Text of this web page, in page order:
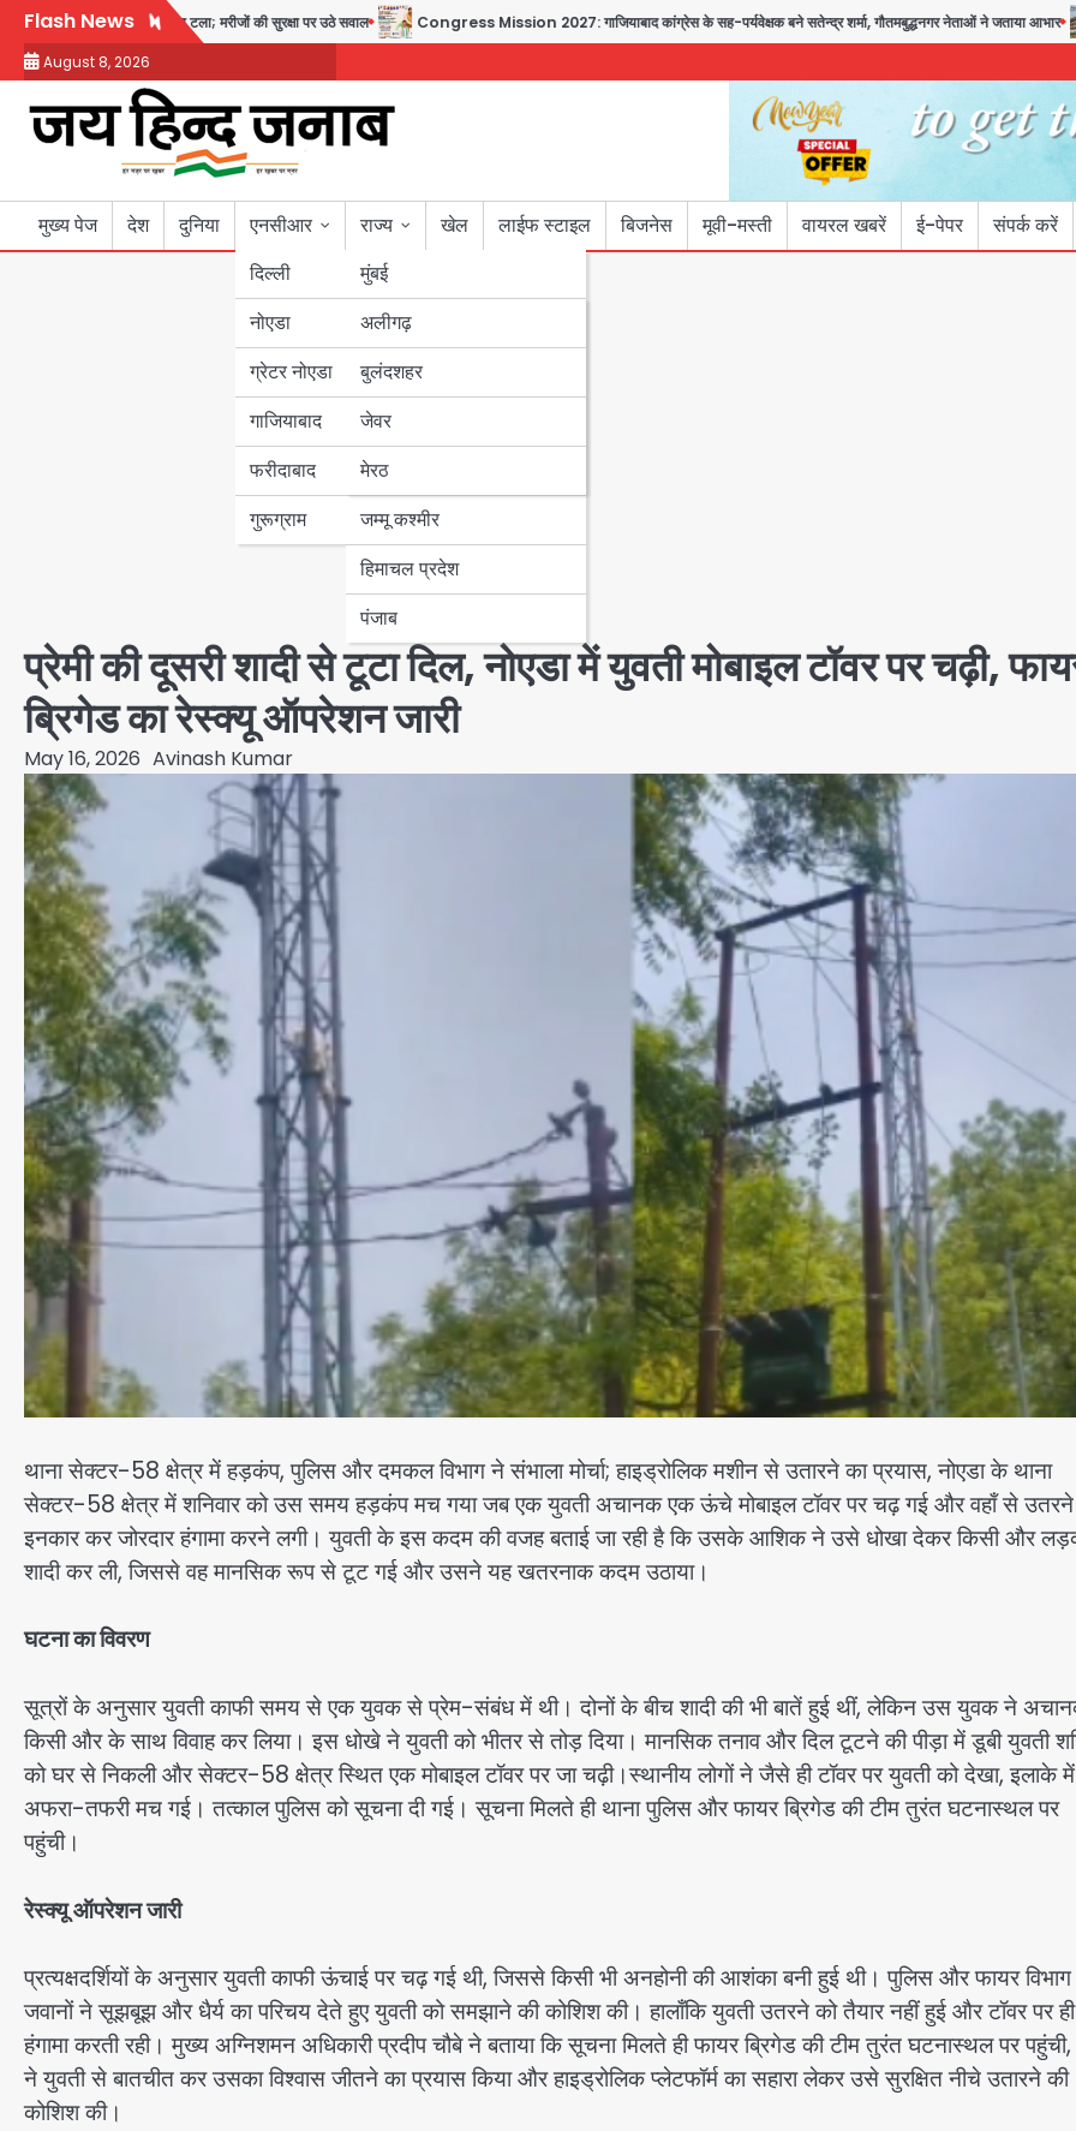
Skip
content
Flash News
में बड़ा हादसा टला; मरीजों की सुरक्षा पर उठे सवाल Congress Mission 2027: गाजियाबाद कांग्रेस के सह-पर्यवेक्षक बने सतेन्द्र शर्मा, गौतमबुद्धनगर नेताओं ने जताया आभार
August 8, 2026
मुख्य पेज देश दुनिया
एनसीआर
दिल्ली
नोएडा
ग्रेटर नोएडा
गाजियाबाद
फरीदाबाद
गुरूग्राम
राज्य
मुंबई
उत्तर प्रदेश
अलीगढ़
बुलंदशहर
जेवर
मेरठ
बिहार
पंजाब
हरियाणा
जम्मू कश्मीर
हिमाचल प्रदेश
पंजाब
खेल लाईफ स्टाइल बिजनेस मूवी-मस्ती वायरल खबरें ई-पेपर संपर्क करें
प्रेमी की दूसरी शादी से टूटा दिल, नोएडा में युवती मोबाइल टॉवर पर चढ़ी,
ब्रिगेड का रेस्क्यू ऑपरेशन जारी
May 16, 2026 Avinash Kumar
थाना सेक्टर-58 क्षेत्र में हड़कंप, पुलिस और दमकल विभाग ने संभाला मोर्चा; हाइड्रोलिक मशीन से उतारने का प्रयास, नोएडा के थाना
सेक्टर-58 क्षेत्र में शनिवार को उस समय हड़कंप मच गया जब एक युवती अचानक एक ऊंचे मोबाइल टॉवर पर चढ़ गई और वहाँ से
इनकार कर जोरदार हंगामा करने लगी। युवती के इस कदम की वजह बताई जा रही है कि उसके आशिक ने उसे धोखा देकर किसी और
शादी कर ली, जिससे वह मानसिक रूप से टूट गई और उसने यह खतरनाक कदम उठाया।
घटना का विवरण
सूत्रों के अनुसार युवती काफी समय से एक युवक से प्रेम-संबंध में थी। दोनों के बीच शादी की भी बातें हुई थीं, लेकिन उस युवक ने
किसी और के साथ विवाह कर लिया। इस धोखे ने युवती को भीतर से तोड़ दिया। मानसिक तनाव और दिल टूटने की पीड़ा में डूबी युवती
को घर से निकली और सेक्टर-58 क्षेत्र स्थित एक मोबाइल टॉवर पर जा चढ़ी।स्थानीय लोगों ने जैसे ही टॉवर पर युवती को देखा, इलाके में
अफरा-तफरी मच गई। तत्काल पुलिस को सूचना दी गई। सूचना मिलते ही थाना पुलिस और फायर ब्रिगेड की टीम तुरंत घटनास्थल पर
पहुंची।
रेस्क्यू ऑपरेशन जारी
प्रत्यक्षदर्शियों के अनुसार युवती काफी ऊंचाई पर चढ़ गई थी, जिससे किसी भी अनहोनी की आशंका बनी हुई थी। पुलिस और फायर
जवानों ने सूझबूझ और धैर्य का परिचय देते हुए युवती को समझाने की कोशिश की। हालाँकि युवती उतरने को तैयार नहीं हुई और टॉवर पर ही
हंगामा करती रही। मुख्य अग्निशमन अधिकारी प्रदीप चौबे ने बताया कि सूचना मिलते ही फायर ब्रिगेड की टीम तुरंत घटनास्थल पर पहुंची,
ने युवती से बातचीत कर उसका विश्वास जीतने का प्रयास किया और हाइड्रोलिक प्लेटफॉर्म का सहारा लेकर उसे सुरक्षित नीचे उतारने की
कोशिश की।